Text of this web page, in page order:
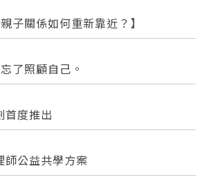
子關係如何重新靠近？】
了照顧自己。
首度推出
公益共學方案